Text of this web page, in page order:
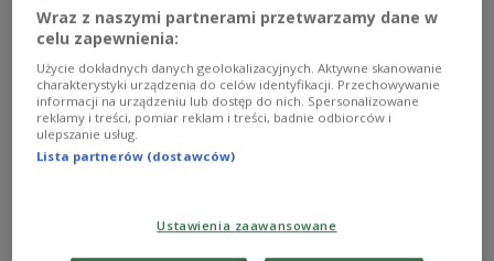
zarządzą atak na demokratycznie rządzony Tajwan
"w najbliższej przyszłości".
Pekin uznał bunt wagnerowców za "wewnętrzną
sprawę" Rosji i wyraził poparcie dla
ustabilizowania przez Moskwę sytuacji w kraju.
prozachodnimi rządem okazałaby się dla Chin
Wraz z naszymi partnerami przetwarzamy dane w
celu zapewnienia:
Użycie dokładnych danych geolokalizacyjnych. Aktywne skanowanie
charakterystyki urządzenia do celów identyfikacji. Przechowywanie
informacji na urządzeniu lub dostęp do nich. Spersonalizowane
reklamy i treści, pomiar reklam i treści, badnie odbiorców i
ulepszanie usług.
Lista partnerów (dostawców)
Ustawienia zaawansowane